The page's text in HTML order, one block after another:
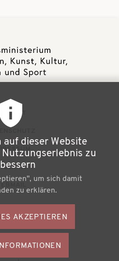
auf dieser Website
Nutzungserlebnis zu
um sich damit
zu erklären.
AKZEPTIEREN